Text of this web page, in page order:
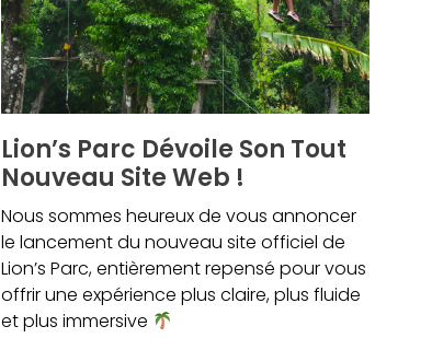
Lion’s Parc Dévoile Son Tout
Nouveau Site Web !
Nous sommes heureux de vous annoncer
le lancement du nouveau site officiel de
Lion’s Parc, entièrement repensé pour vous
offrir une expérience plus claire, plus fluide
et plus immersive